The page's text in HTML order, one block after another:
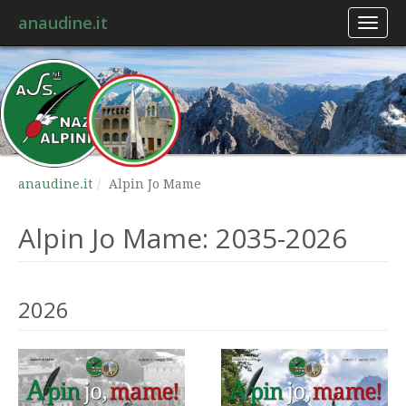
anaudine.it
anaudine.it Alpin Jo Mame
Alpin Jo Mame: 2035-2026
2026